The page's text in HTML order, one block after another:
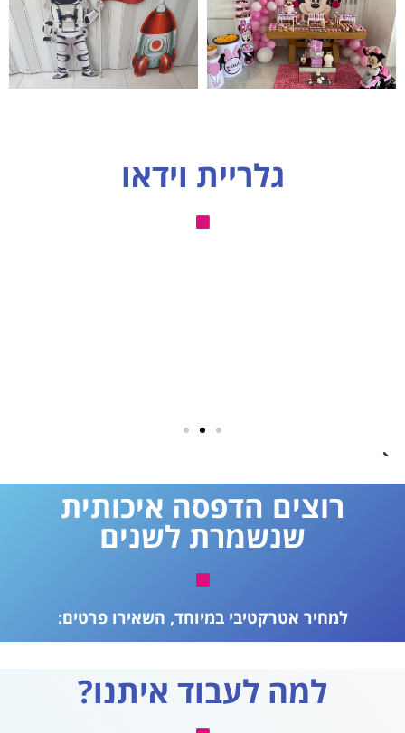
גלריית וידאו
רוצים הדפסה איכותית
שנשמרת לשנים
למחיר אטרקטיבי במיוחד, השאירו פרטים:
למה לעבוד איתנו?